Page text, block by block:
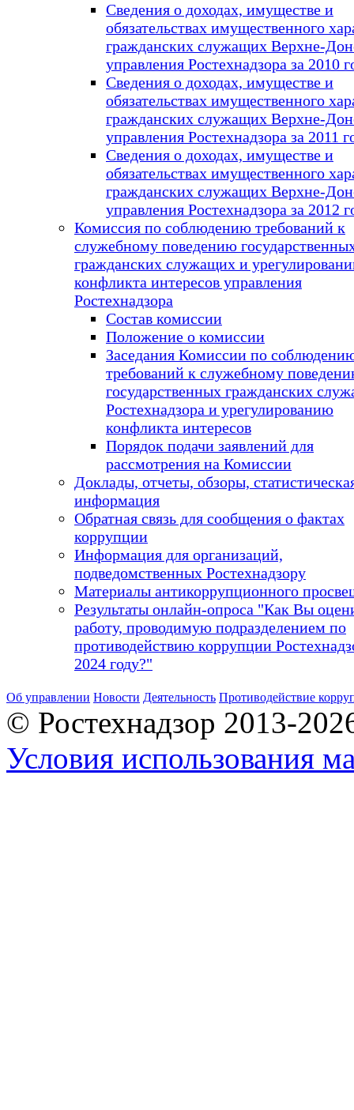
Сведения о доходах, имуществе и
обязательствах имущественного
гражданских служащих Верхне-
управления Ростехнадзора за 2010
Сведения о доходах, имуществе и
обязательствах имущественного
гражданских служащих Верхне-
управления Ростехнадзора за 2011
Сведения о доходах, имуществе и
обязательствах имущественного
гражданских служащих Верхне-
управления Ростехнадзора за 2012
Комиссия по соблюдению требований к
служебному поведению
гражданских служащих и
конфликта интересов управления
Ростехнадзора
Состав комиссии
Положение о комиссии
Заседания Комиссии по
требований к служебному
государственных гражданских
Ростехнадзора и урегулированию
конфликта интересов
Порядок подачи заявлений для
рассмотрения на Комиссии
Доклады, отчеты, обзоры,
информация
Обратная связь для сообщения о фактах
коррупции
Информация для организаций,
подведомственных Ростехнадзору
Материалы антикоррупционного
Результаты онлайн-опроса "Как Вы
работу, проводимую подразделением по
противодействию коррупции
2024 году?"
Об управлении Новости Деятельность Противодействие
© Ростехнадзор 2013-
Условия использования